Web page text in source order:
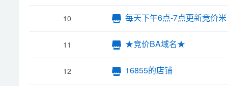
10 每天下午6点-7点更新竞价
11 ★竞价BA域名★
12 16855的店铺